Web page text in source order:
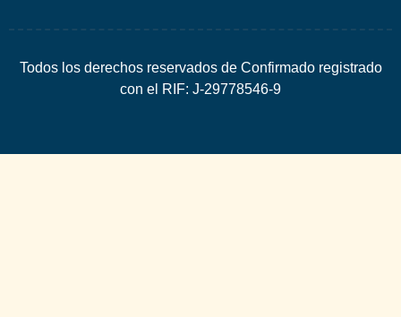
Todos los derechos reservados de Confirmado registrado
con el RIF: J-29778546-9